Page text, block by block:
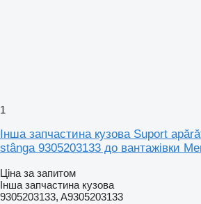
1
Інша запчастина кузова Suport
stânga 9305203133 до вантажівки
Ціна за запитом
Інша запчастина кузова
9305203133, A9305203133